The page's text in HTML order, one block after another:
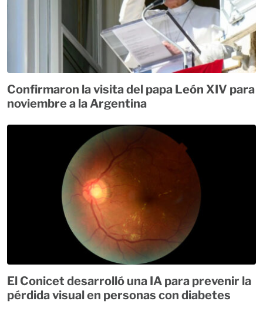
Confirmaron la visita del papa León XIV para
noviembre a la Argentina
El Conicet desarrolló una IA para prevenir la
pérdida visual en personas con diabetes